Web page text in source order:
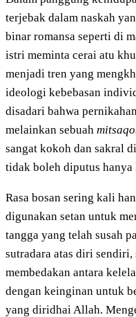
terjebak dalam naskah
binar romansa seperti di
istri meminta cerai atu
menjadi tren yang
ideologi kebebasan
disadari bahwa
melainkan sebuah
sangat kokoh dan sakral
tidak boleh diputus hanya
Rasa bosan sering kali
digunakan setan untuk
tangga yang telah susah
sutradara atas diri
membedakan antara
dengan keinginan untuk
yang diridhai Allah.